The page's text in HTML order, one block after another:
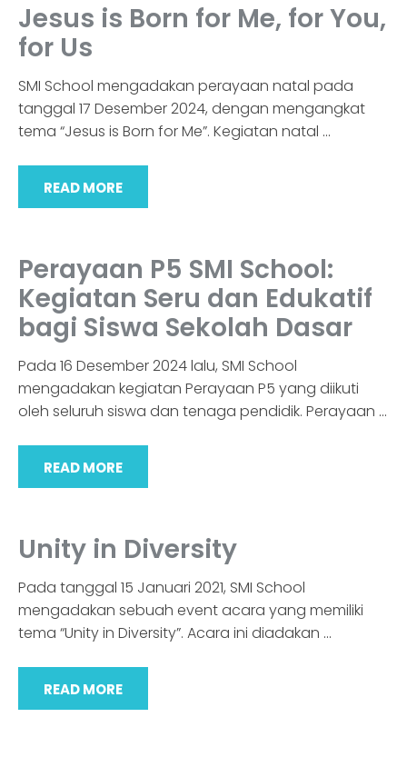
Jesus is Born for Me, for You,
for Us
SMI School mengadakan perayaan natal pada
tanggal 17 Desember 2024, dengan mengangkat
tema “Jesus is Born for Me”. Kegiatan natal …
READ MORE
Perayaan P5 SMI School:
Kegiatan Seru dan Edukatif
bagi Siswa Sekolah Dasar
Pada 16 Desember 2024 lalu, SMI School
mengadakan kegiatan Perayaan P5 yang diikuti
oleh seluruh siswa dan tenaga pendidik. Perayaan …
READ MORE
Unity in Diversity
Pada tanggal 15 Januari 2021, SMI School
mengadakan sebuah event acara yang memiliki
tema “Unity in Diversity”. Acara ini diadakan …
READ MORE